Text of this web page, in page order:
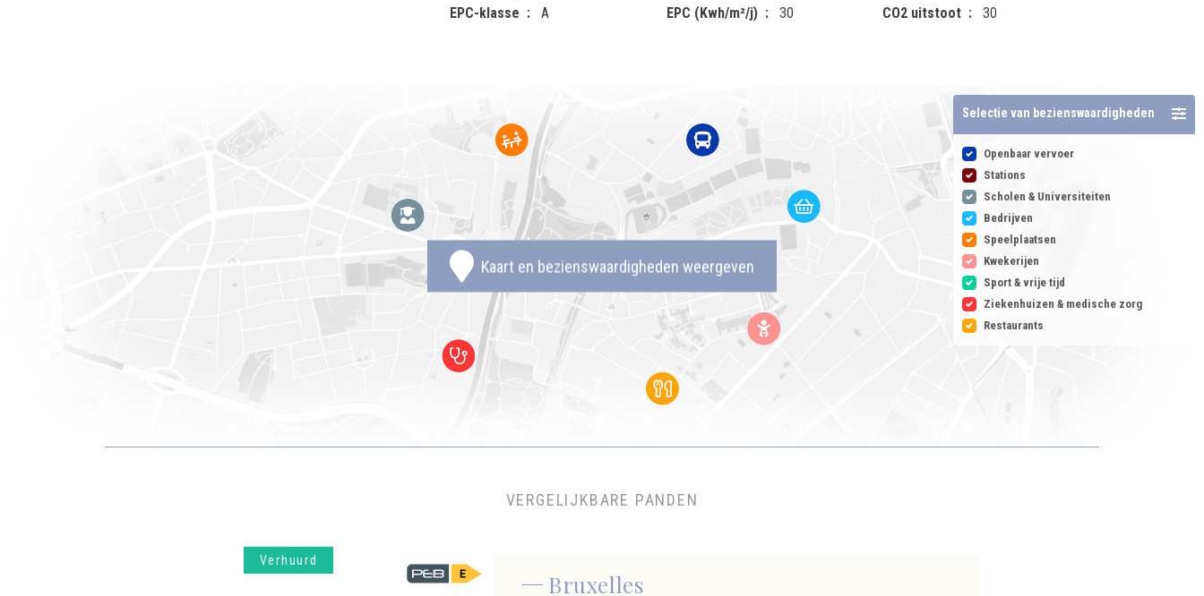
EPC-klasse A EPC (Kwh/m²/j) 30 CO2 uitstoot 30
Selectie van bezienswaardigheden
Openbaar vervoer
Stations
Scholen & Universiteiten
Bedrijven
Speelplaatsen
Kwekerijen
Sport & vrije tijd
Ziekenhuizen & medische zorg
Restaurants
Kaart en bezienswaardigheden weergeven
VERGELIJKBARE PANDEN
Verhuurd
Bruxelles